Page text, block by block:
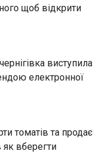
щоб відкрити
виступила
електронної
томатів та продає
як вберегти